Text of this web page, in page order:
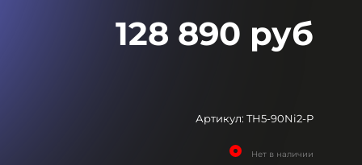
128 890 руб
Артикул: TH5-90Ni2-P
Нет в наличии